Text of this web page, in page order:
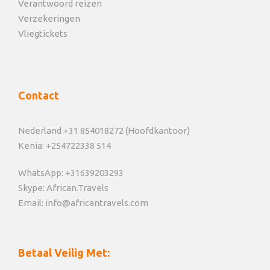
grensovergang) incl lunch & boodschappenR
Maaltijden: X2 Breakfasts, X1 Dinner
gezeten, zijn deze paar dagen een welkome
afwisseling!
Rafting in de dichte tropische begroeiing behoort tot
de opties,kayakken, bungy jumping, quadbiken,
zwemmen, vissen, paardrijden, of maak een
Verantwoord reizen
Verzekeringen
Vliegtickets
Contact
Nederland +31 854018272 (Hoofdkantoor)
Kenia: +254722338 514
WhatsApp: +31639203293
Skype: African.Travels
Email: info@africantravels.com
Betaal Veilig Met: